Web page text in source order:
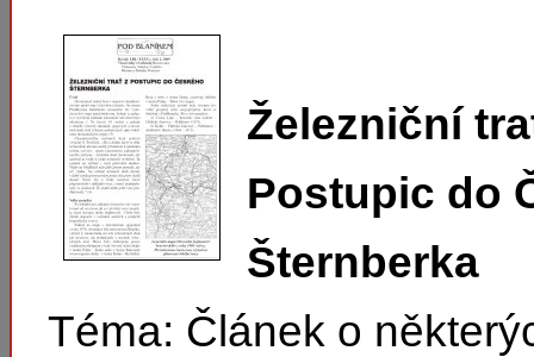
Železniční
Postupic do
Šternberka
Téma: Článek o